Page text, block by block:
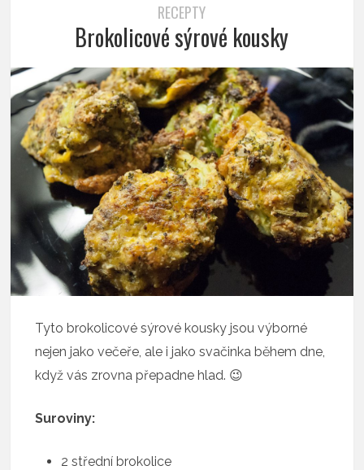
RECEPTY
Brokolicové sýrové kousky
Tyto brokolicové sýrové kousky jsou výborné
nejen jako večeře, ale i jako svačinka během dne,
když vás zrovna přepadne hlad. 😉
Suroviny:
2 střední brokolice